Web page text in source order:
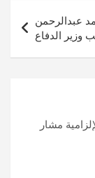
عبدالرحمن
وزير الدفاع
مشار